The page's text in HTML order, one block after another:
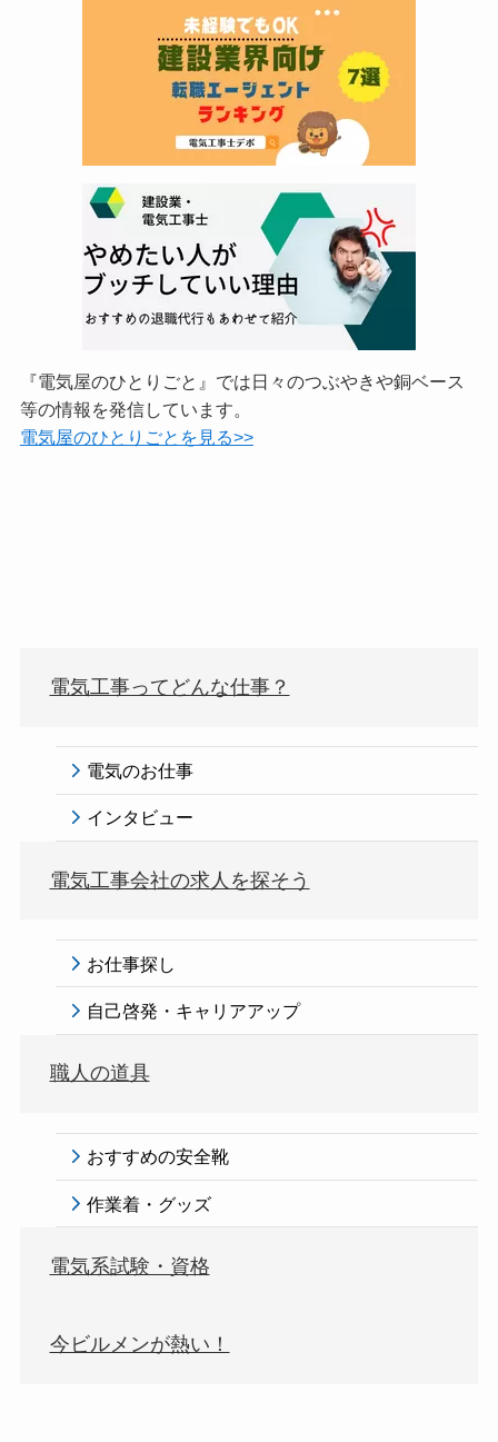
『電気屋のひとりごと』では日々のつぶやきや銅ベース
等の情報を発信しています。
電気屋のひとりごとを見る>>
電気工事ってどんな仕事？
電気のお仕事
インタビュー
電気工事会社の求人を探そう
お仕事探し
自己啓発・キャリアアップ
職人の道具
おすすめの安全靴
作業着・グッズ
電気系試験・資格
今ビルメンが熱い！